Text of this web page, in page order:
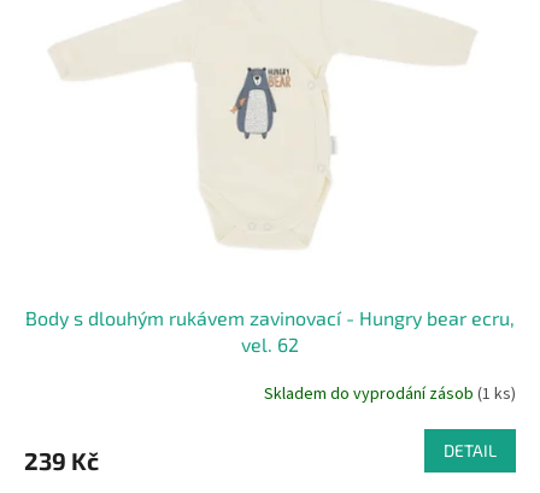
Body s dlouhým rukávem zavinovací - Hungry bear ecru,
vel. 62
Skladem do vyprodání zásob (1 ks)
239 Kč DETAIL